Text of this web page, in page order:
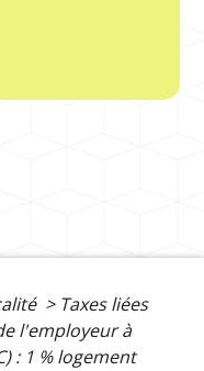
> Taxes liées
l'employeur à
: 1 % logement